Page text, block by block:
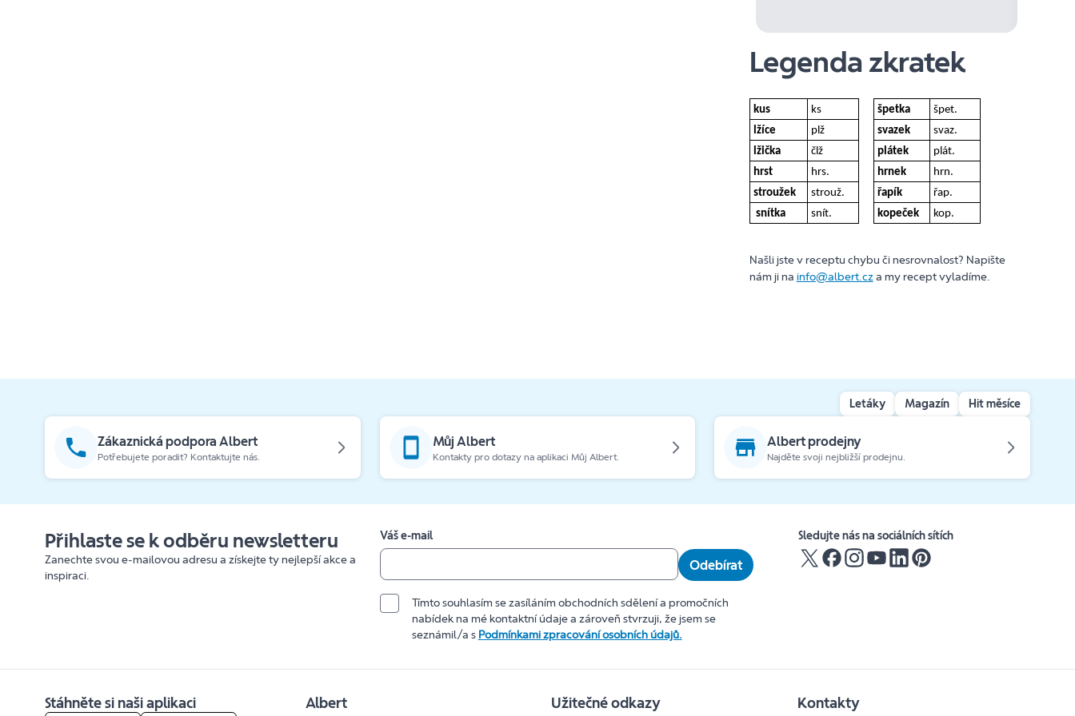
Legenda zkratek
kus ks špetka
špet.
lžíce
plž svazek
svaz.
lžička
člž plátek
plát.
hrst
hrs. hrnek
hrn.
stroužek
strouž. řapík
řap.
snítka
snít. kopeček kop.
Našli jste v receptu chybu či nesrovnalost? Napište
nám ji na info@albert.cza my recept vyladíme.
Letáky Magazín Hit měsíce
Zákaznická podpora Albert
Potřebujete poradit? Kontaktujte nás.
Můj Albert
Kontakty pro dotazy na aplikaci Můj Albert.
Albert prodejny
Najděte svoji nejbližší prodejnu.
Přihlaste se k odběru newsletteru
Zanechte svou e-mailovou adresu a získejte ty nejlepší akce a
inspiraci.
Váš e-mail
Odebírat
Tímto souhlasím se zasíláním obchodních sdělení a promočních
nabídek na mé kontaktní údaje a zároveň stvrzuji, že jsem se
seznámil/a s Podmínkami zpracování osobních údajů.
Sledujte nás na sociálních sítích
Stáhněte si naši aplikaci Albert Užitečné odkazy Kontakty